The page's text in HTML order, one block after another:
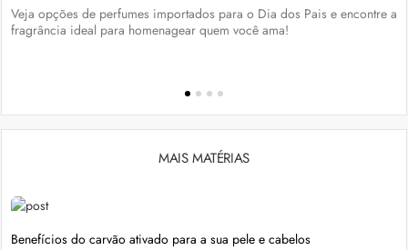
Veja opções de perfumes importados para o Dia dos Pais e encontre a
fragrância ideal para homenagear quem você ama!
MAIS MATÉRIAS
Benefícios do carvão ativado para a sua pele e cabelos